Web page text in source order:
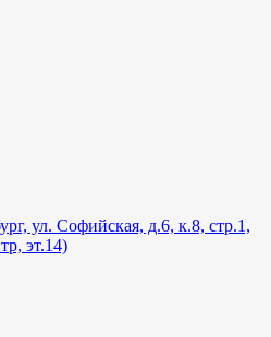
ул. Софийская, д.6, к.8, стр.1,
эт.14)